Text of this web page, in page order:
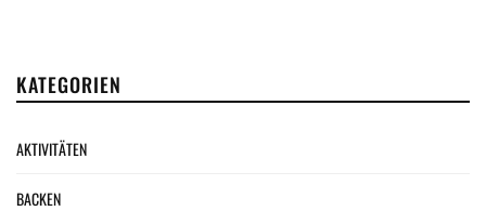
KATEGORIEN
AKTIVITÄTEN
BACKEN